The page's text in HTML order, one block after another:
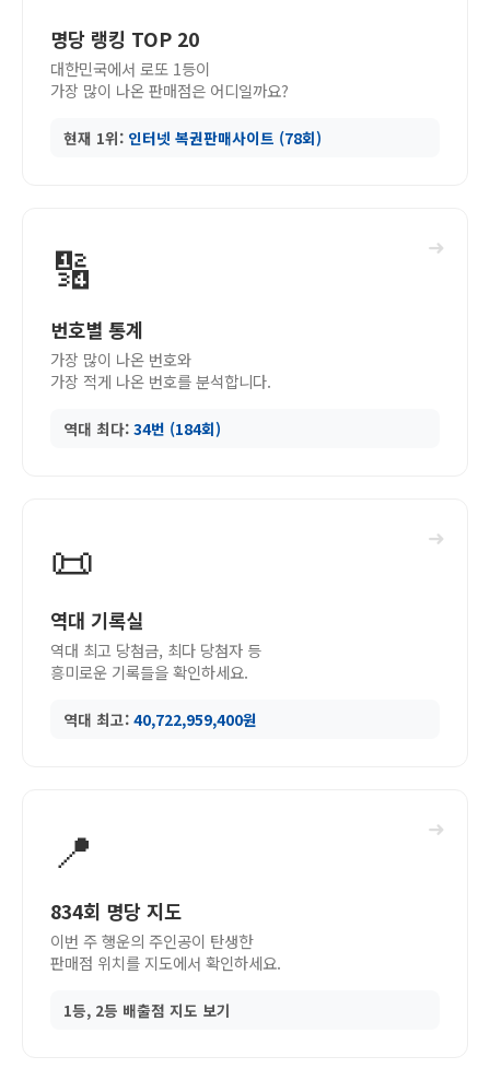
명당 랭킹 TOP 20
대한민국에서 로또 1등이
가장 많이 나온 판매점은 어디일까요?
현재 1위: 인터넷 복권판매사이트 (78회)
➜
🔢
번호별 통계
가장 많이 나온 번호와
가장 적게 나온 번호를 분석합니다.
역대 최다: 34번 (184회)
➜
📜
역대 기록실
역대 최고 당첨금, 최다 당첨자 등
흥미로운 기록들을 확인하세요.
역대 최고: 40,722,959,400원
➜
📍
834회 명당 지도
이번 주 행운의 주인공이 탄생한
판매점 위치를 지도에서 확인하세요.
1등, 2등 배출점 지도 보기